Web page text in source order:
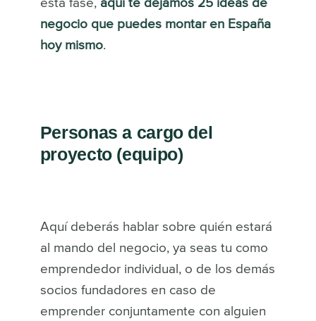
esta fase, aquí te dejamos 25 ideas de
negocio que puedes montar en España
hoy mismo.
Personas a cargo del
proyecto (equipo)
Aquí deberás hablar sobre quién estará
al mando del negocio, ya seas tu como
emprendedor individual, o de los demás
socios fundadores en caso de
emprender conjuntamente con alguien